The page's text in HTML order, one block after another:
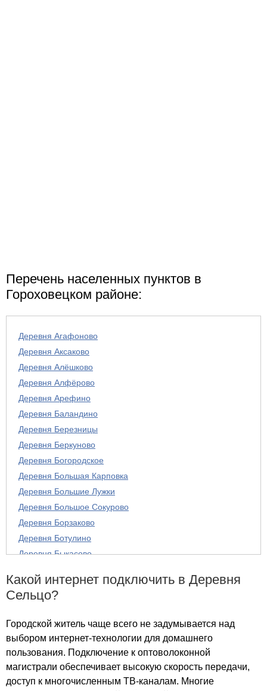
Перечень населенных пунктов в
Гороховецком районе:
Деревня Агафоново
Деревня Аксаково
Деревня Алёшково
Деревня Алфёрово
Деревня Арефино
Деревня Баландино
Деревня Березницы
Деревня Беркуново
Деревня Богородское
Деревня Большая Карповка
Деревня Большие Лужки
Деревня Большое Сокурово
Деревня Борзаково
Деревня Ботулино
Деревня Быкасово
Деревня Вамна
Деревня Васенино
Деревня Великово
Деревня Веретеньково
Деревня Ветельницы
Деревня Внуково
Какой интернет подключить в Деревня
Сельцо?
Городской житель чаще всего не задумывается над
выбором интернет-технологии для домашнего
пользования. Подключение к оптоволоконной
магистрали обеспечивает высокую скорость передачи,
доступ к многочисленным ТВ-каналам. Многие